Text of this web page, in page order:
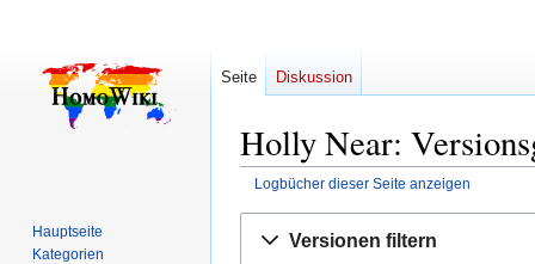
Holly Near:
Logbücher dieser Seite anzeigen
Navigation
Suche
Versionen filtern
Seite Diskussion
Hauptseite
Kategorien